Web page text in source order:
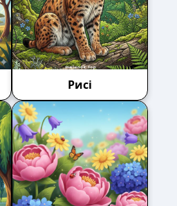
Рисі